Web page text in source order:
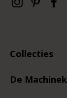
Collecties
De